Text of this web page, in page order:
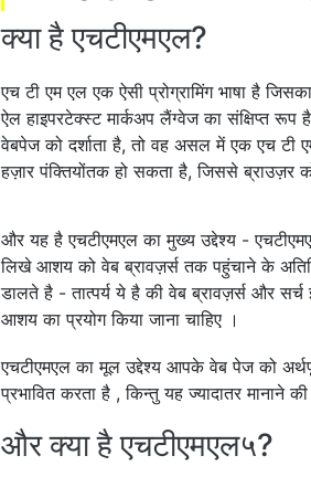
क्या है एचटीएमएल?
एच टी एम एल एक ऐसी प्रोग्रामिंग भाषा है
ऐल हाइपरटेक्स्ट मार्कअप लैंग्वेज का संक्षिप्त रूप
वेबपेज को दर्शाता है, तो वह असल में एक एच टी
हज़ार पंक्तियोंतक हो सकता है, जिससे ब्राउज़र
और यह है एचटीएमएल का मुख्य उद्देश्य -
लिखे आशय को वेब ब्रावज़र्स तक पहुंचाने के
डालते है - तात्पर्य ये है की वेब ब्रावज़र्स और
आशय का प्रयोग किया जाना चाहिए ।
एचटीएमएल का मूल उद्देश्य आपके वेब पेज को
प्रभावित करता है , किन्तु यह ज्यादातर मानाने
और क्या है एचटीएमएल५?